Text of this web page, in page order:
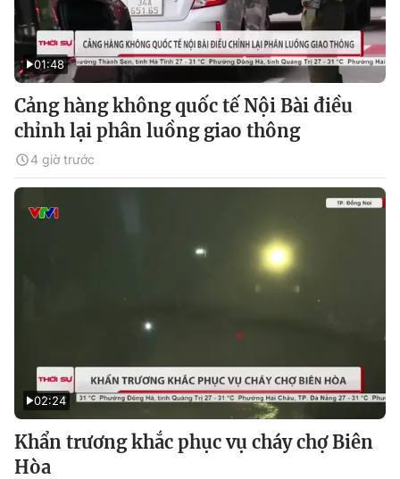
01:48
Cảng hàng không quốc tế Nội Bài điều
chỉnh lại phân luồng giao thông
4 giờ trước
02:24
Khẩn trương khắc phục vụ cháy chợ Biên
Hòa